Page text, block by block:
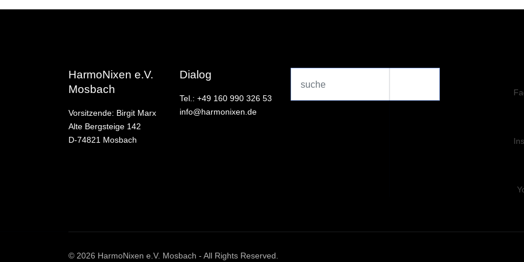
HarmoNixen e.V.
Mosbach
Vorsitzende: Birgit Marx
Alte Bergsteige 142
D-74821 Mosbach
Dialog
Tel.: +49 160 990 326 53
info@harmonixen.de
© 2026 HarmoNixen e.V. Mosbach - All Rights Reserved.